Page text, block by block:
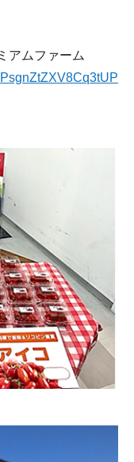
アムファーム